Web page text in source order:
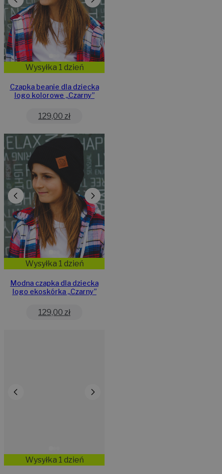
Wysyłka 1 dzień
Czapka beanie dla dziecka
logo kolorowe „Czarny”
129,00 zł
Wysyłka 1 dzień
Modna czapka dla dziecka
logo ekoskórka „Czarny”
129,00 zł
Wysyłka 1 dzień